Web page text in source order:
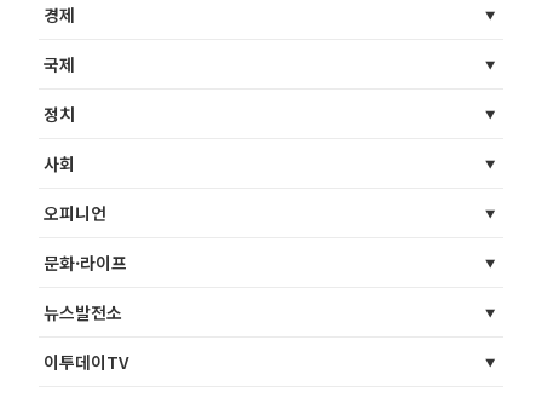
경제
국제
정치
사회
오피니언
문화·라이프
뉴스발전소
이투데이TV